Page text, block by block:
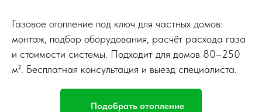
Газовое отопление под ключ для частных домов:
монтаж, подбор оборудования, расчёт расхода газа
и стоимости системы. Подходит для домов 80–250
м². Бесплатная консультация и выезд специалиста.
Подобрать отопление